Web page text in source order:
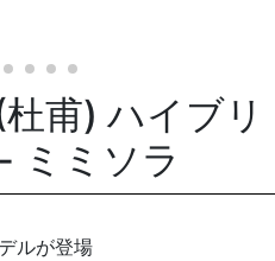
甫) ハイブリ
ミミソラ
ルが登場